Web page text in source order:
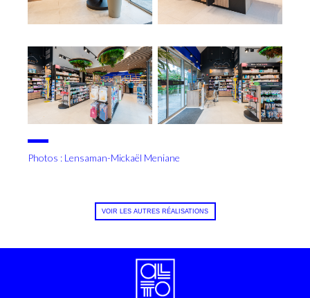
Photos : Lensaman-Mickaël Meniane
VOIR LES AUTRES RÉALISATIONS